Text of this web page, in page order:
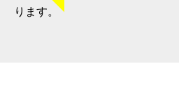
ります。